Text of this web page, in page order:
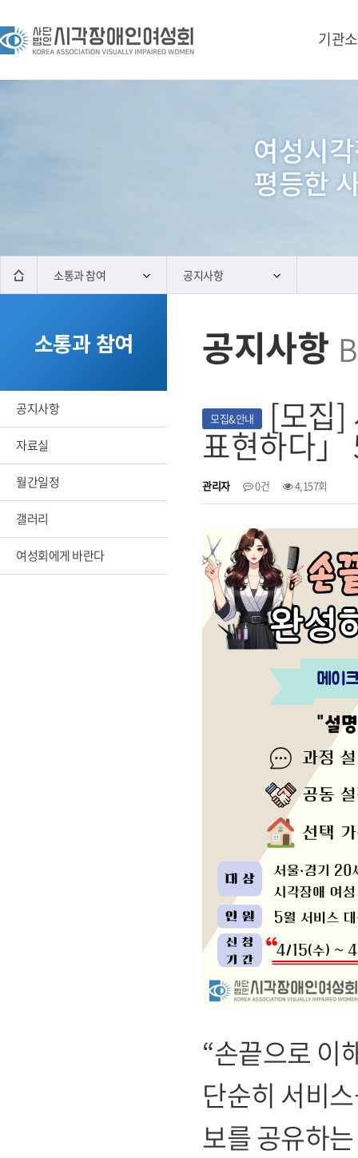
기관
소통과 참여 공지사항
소통과 참여
공지사항
자료실
월간일정
갤러리
여성회에게 바란다
공지사항
모집&안내 [모집]
표현하다」
관리자 0건 4,157회
“손끝으로 이
단순히 서비
보를 공유하